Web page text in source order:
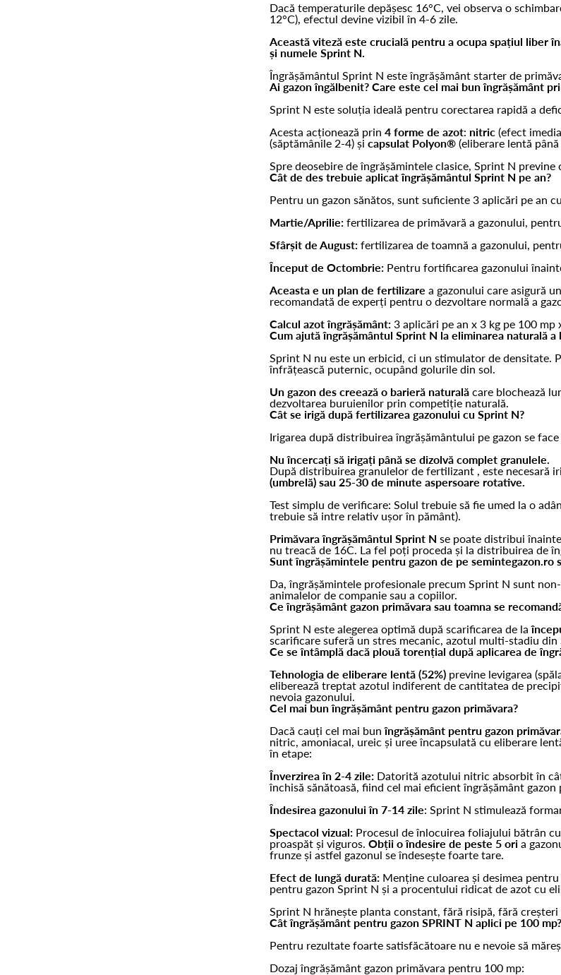
Dacă temperaturile depășesc 16°C, vei observa o
12°C), efectul devine vizibil în 4-6 zile.
Această viteză este crucială pentru a ocupa spațiul liber
și numele Sprint N.
Îngrășământul Sprint N este îngrășământ starter de
Ai gazon îngălbenit? Care este cel mai bun îngrășământ
Sprint N este soluția ideală pentru corectarea rapidă a
Acesta acționează prin 4 forme de azot: nitric (efect
(săptămânile 2-4) și capsulat Polyon® (eliberare lentă
Spre deosebire de îngrășămintele clasice, Sprint N
Cât de des trebuie aplicat îngrășământul Sprint N pe an?
Pentru un gazon sănătos, sunt suficiente 3 aplicări pe an
Martie/Aprilie: fertilizarea de primăvară a gazonului,
Sfârșit de August: fertilizarea de toamnă a gazonului,
Început de Octombrie: Pentru fortificarea gazonului
Aceasta e un plan de fertilizare a gazonului care asigură
recomandată de experți pentru o dezvoltare normală a
Calcul azot îngrășământ: 3 aplicări pe an x 3 kg pe 100
Cum ajută îngrășământul Sprint N la eliminarea naturală a
Sprint N nu este un erbicid, ci un stimulator de densitate.
înfrățească puternic, ocupând golurile din sol.
Un gazon des creează o barieră naturală care blochează
dezvoltarea buruienilor prin competiție naturală.
Cât se irigă după fertilizarea gazonului cu Sprint N?
Irigarea după distribuirea îngrășământului pe gazon se
Nu încercați să irigați până se dizolvă complet granulele.
După distribuirea granulelor de fertilizant , este necesară
(umbrelă) sau 25-30 de minute aspersoare rotative.
Test simplu de verificare: Solul trebuie să fie umed la o
trebuie să intre relativ ușor în pământ).
Primăvara îngrășământul Sprint N se poate distribui
nu treacă de 16C. La fel poți proceda și la distribuirea de
Sunt îngrășămintele pentru gazon de pe semintegazon.ro
Da, îngrășămintele profesionale precum Sprint N sunt
animalelor de companie sau a copiilor.
Ce îngrășământ gazon primăvara sau toamna se
Sprint N este alegerea optimă după scarificarea de la
scarificare suferă un stres mecanic, azotul multi-stadiu
Ce se întâmplă dacă plouă torențial după aplicarea de
Tehnologia de eliberare lentă (52%) previne levigarea
eliberează treptat azotul indiferent de cantitatea de
nevoia gazonului.
Cel mai bun îngrășământ pentru gazon primăvara?
Dacă cauți cel mai bunîngrășământ pentru gazon
nitric, amoniacal, ureic și uree încapsulată cu eliberare
în etape:
Înverzirea în 2-4 zile: Datorită azotului nitric absorbit în
închisă sănătoasă, fiind cel mai eficient îngrășământ gazon
Îndesirea gazonului în 7-14 zile: Sprint N stimulează
Spectacol vizual: Procesul de înlocuirea foliajului bătrân
proaspăt și viguros. Obții o îndesire de peste 5 ori a
frunze și astfel gazonul se îndesește foarte tare.
Efect de lungă durată: Menține culoarea și desimea
pentru gazon Sprint N și a procentului ridicat de azot cu
Sprint N hrănește planta constant, fără risipă, fără
Cât îngrășământ pentru gazon SPRINT N aplici pe 100 mp?
Pentru rezultate foarte satisfăcătoare nu e nevoie să
Dozaj îngrășământ gazon primăvara pentru 100 mp: